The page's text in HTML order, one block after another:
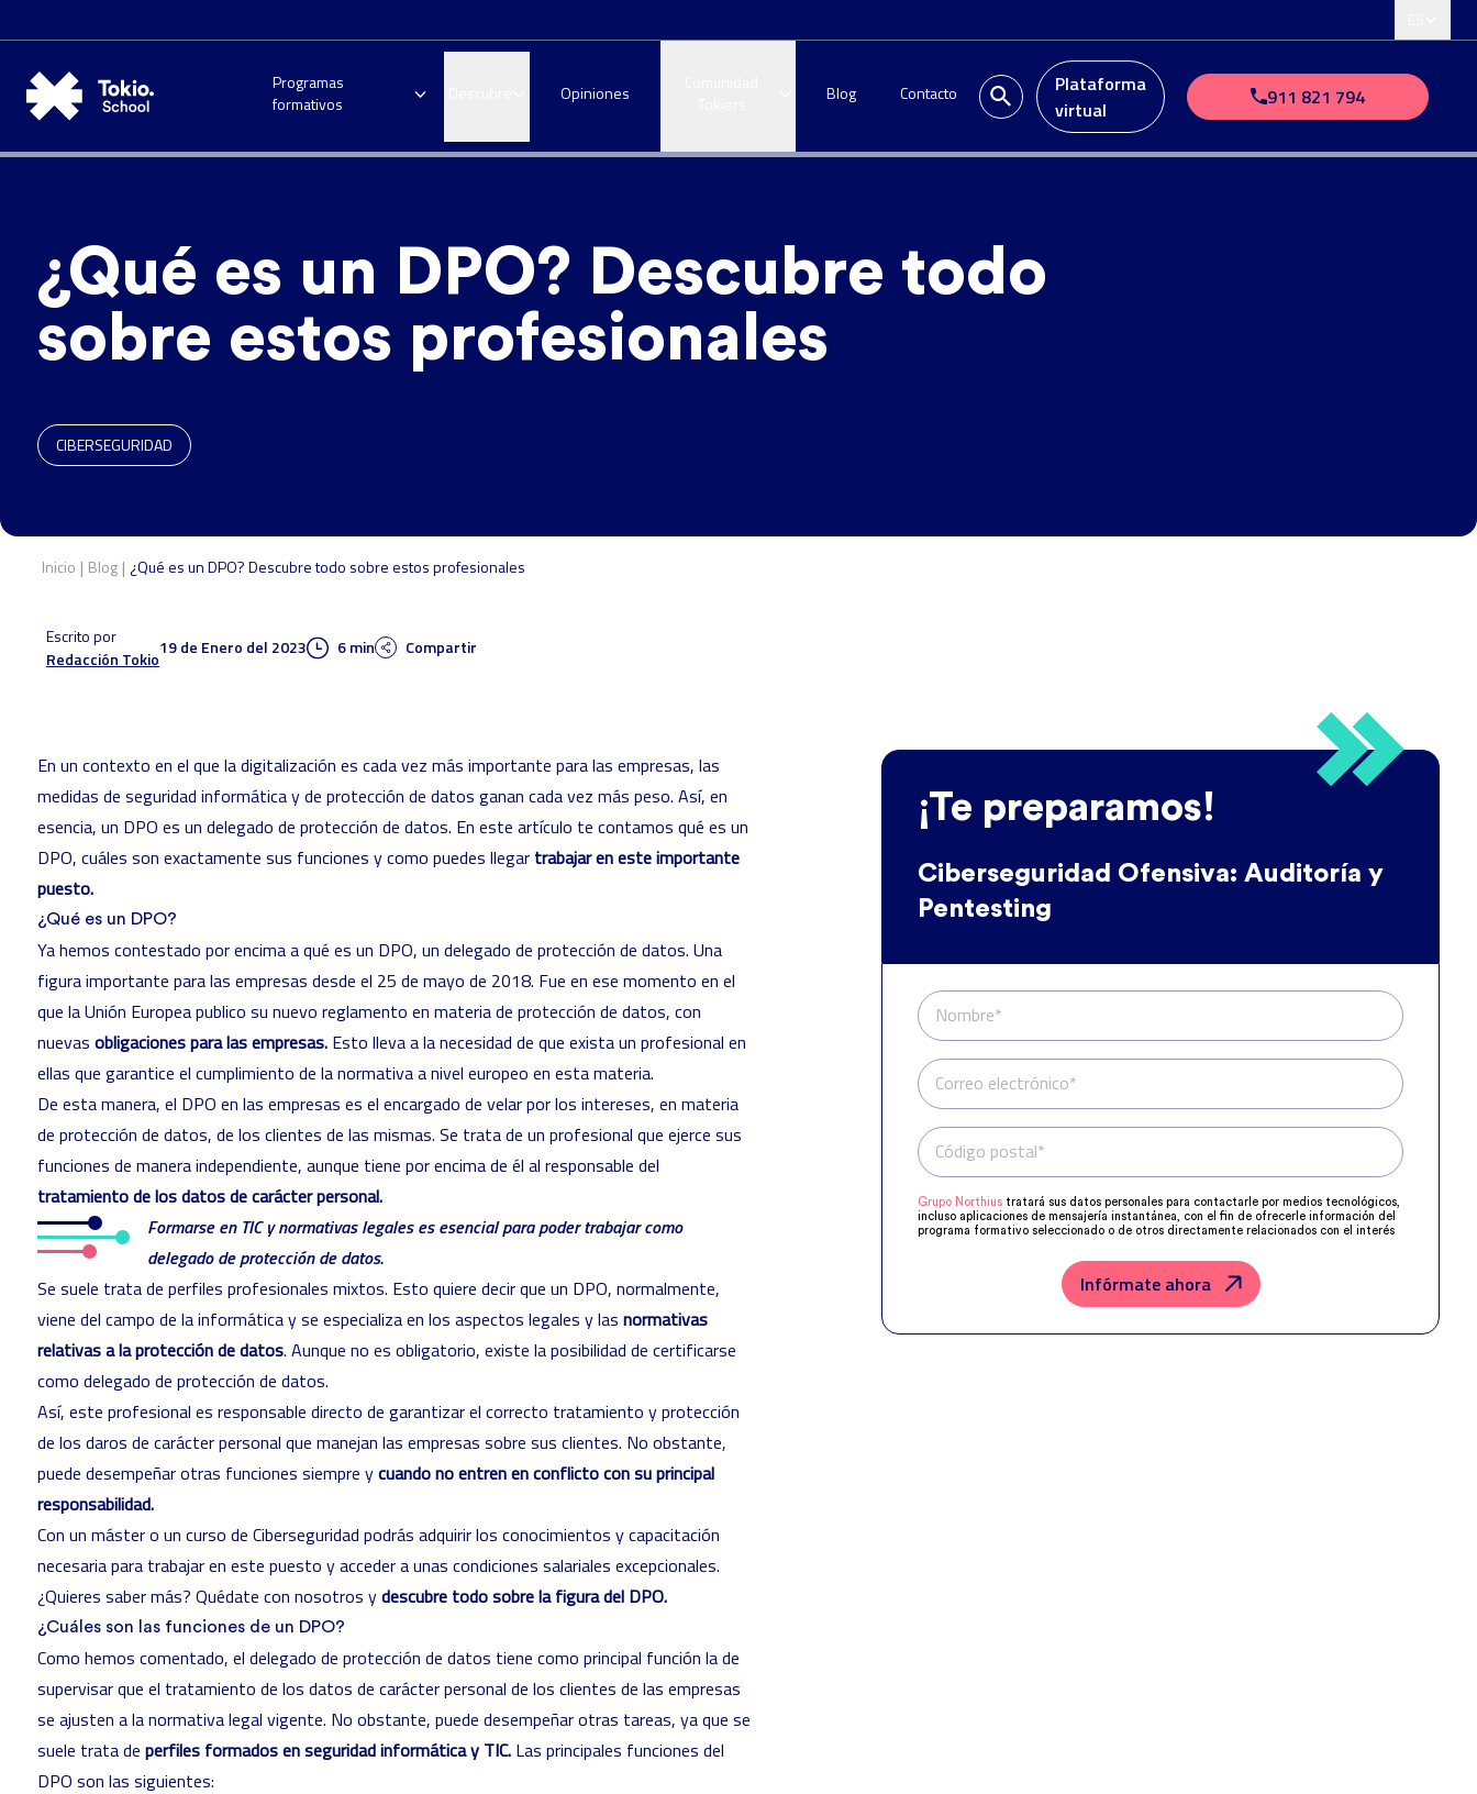
Programas
formativos
Opiniones Blog Contacto
Plataforma
virtual
911 821 794
¿Qué es un DPO? Descubre todo
sobre estos profesionales
CIBERSEGURIDAD
Inicio | Blog | ¿Qué es un DPO? Descubre todo sobre estos profesionales
Escrito por
Redacción Tokio
19 de Enero del 2023 6 min Compartir
En un contexto en el que la digitalización es cada vez más importante para las empresas, las
medidas de seguridad informática y de protección de datos ganan cada vez más peso. Así, en
esencia, un DPO es un delegado de protección de datos. En este artículo te contamos qué es un
DPO, cuáles son exactamente sus funciones y como puedes llegar trabajar en este importante
puesto.
¿Qué es un DPO?
Ya hemos contestado por encima a qué es un DPO, un delegado de protección de datos. Una
figura importante para las empresas desde el 25 de mayo de 2018. Fue en ese momento en el
que la Unión Europea publico su nuevo reglamento en materia de protección de datos, con
nuevas obligaciones para las empresas. Esto lleva a la necesidad de que exista un profesional en
ellas que garantice el cumplimiento de la normativa a nivel europeo en esta materia.
De esta manera, el DPO en las empresas es el encargado de velar por los intereses, en materia
de protección de datos, de los clientes de las mismas. Se trata de un profesional que ejerce sus
funciones de manera independiente, aunque tiene por encima de él al responsable del
tratamiento de los datos de carácter personal.
Formarse en TIC y normativas legales es esencial para poder trabajar como
delegado de protección de datos.
Se suele trata de perfiles profesionales mixtos. Esto quiere decir que un DPO, normalmente,
viene del campo de la informática y se especializa en los aspectos legales y las normativas
relativas a la protección de datos. Aunque no es obligatorio, existe la posibilidad de certificarse
como delegado de protección de datos.
Así, este profesional es responsable directo de garantizar el correcto tratamiento y protección
de los daros de carácter personal que manejan las empresas sobre sus clientes. No obstante,
puede desempeñar otras funciones siempre ycuando no entren en conflicto con su principal
responsabilidad.
Con un máster o un curso de Ciberseguridad podrás adquirir los conocimientos y capacitación
necesaria para trabajar en este puesto y acceder a unas condiciones salariales excepcionales.
¿Quieres saber más? Quédate con nosotros ydescubre todo sobre la figura del DPO.
¿Cuáles son las funciones de un DPO?
Como hemos comentado, el delegado de protección de datos tiene como principal función la de
supervisar que el tratamiento de los datos de carácter personal de los clientes de las empresas
se ajusten a la normativa legal vigente. No obstante, puede desempeñar otras tareas, ya que se
suele trata de perfiles formados en seguridad informática y TIC. Las principales funciones del
DPO son las siguientes:
¡Te preparamos!
Ciberseguridad Ofensiva: Auditoría y
Pentesting
Nombre*
Correo electrónico*
Teléfono*
Código postal*
Grupo Northius tratará sus datos personales para contactarle por medios tecnológicos,
incluso aplicaciones de mensajería instantánea, con el fin de ofrecerle información del
programa formativo seleccionado o de otros directamente relacionados con el interés
Compartiremos su solicitud con las empresas que conforman el
objeto de que estas puedan hacerle llegar la mejor oferta de productos y servicios de
acuerdo a su petición. Quedan reconocidos los derechos de acceso, rectificación,
supresión, oposición, limitación, tal y como se explica en la
Política de Privacidad
Infórmate ahora